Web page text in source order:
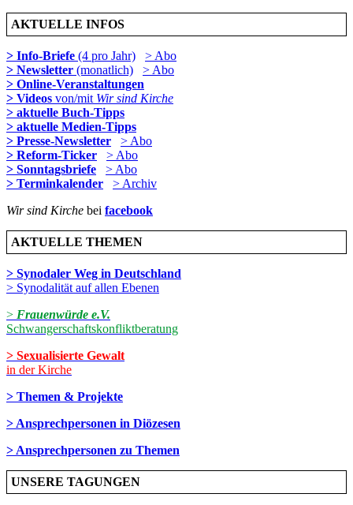
AKTUELLE INFOS
> Info-Briefe (4 pro Jahr)
> Abo
> Newsletter (monatlich)
> Abo
> Online-Veranstaltungen
> Videos von/mit Wir sind Kirche
> aktuelle Buch-Tipps
> aktuelle Medien-Tipps
> Presse-Newsletter
> Abo
> Reform-Ticker
> Abo
> Sonntagsbriefe
> Abo
> Terminkalender
> Archiv
Wir sind Kirche bei facebook
AKTUELLE THEMEN
> Synodaler Weg in Deutschland
> Synodalität auf allen Ebenen
> Frauenwürde e.V.
Schwangerschaftskonfliktberatung
> Sexualisierte Gewalt
in der Kirche
> Themen & Projekte
> Ansprechpersonen in Diözesen
> Ansprechpersonen zu Themen
UNSERE TAGUNGEN